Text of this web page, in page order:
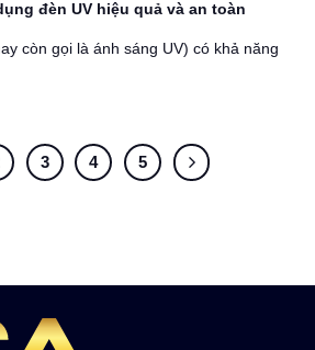
đèn UV hiệu quả và an toàn
còn gọi là ánh sáng UV) có khả năng
3 4 5